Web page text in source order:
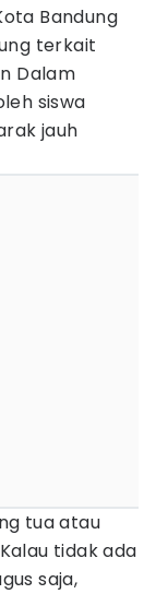
Bandung
terkait
Dalam
siswa
jauh
tua atau
tidak ada
saja,